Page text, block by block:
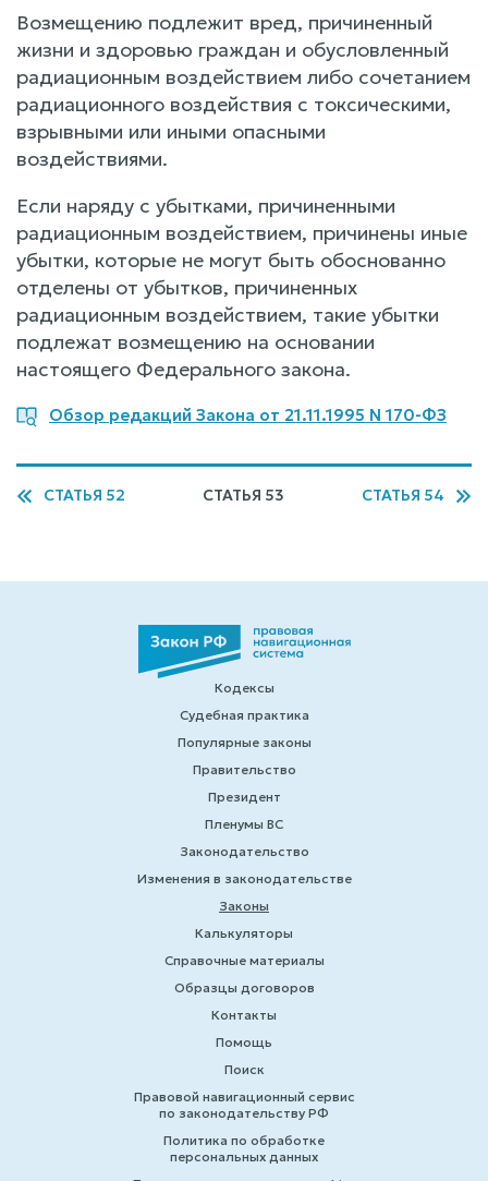
Возмещению подлежит вред, причиненный
жизни и здоровью граждан и обусловленный
радиационным воздействием либо сочетанием
радиационного воздействия с токсическими,
взрывными или иными опасными
воздействиями.
Если наряду с убытками, причиненными
радиационным воздействием, причинены иные
убытки, которые не могут быть обоснованно
отделены от убытков, причиненных
радиационным воздействием, такие убытки
подлежат возмещению на основании
настоящего Федерального закона.
Обзор редакций Закона от 21.11.1995 N 170-ФЗ
СТАТЬЯ 52 СТАТЬЯ 53 СТАТЬЯ 54
Кодексы
Судебная практика
Популярные законы
Правительство
Президент
Пленумы ВС
Законодательство
Изменения в законодательстве
Законы
Калькуляторы
Справочные материалы
Образцы договоров
Контакты
Помощь
Поиск
Правовой навигационный сервис
по законодательству РФ
Политика по обработке
персональных данных